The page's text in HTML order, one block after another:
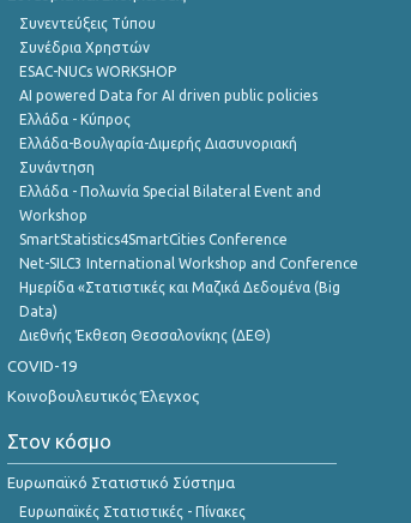
Συνεντεύξεις Τύπου
Συνέδρια Χρηστών
ESAC-NUCs WORKSHOP
AI powered Data for AI driven public policies
Ελλάδα - Κύπρος
Ελλάδα-Βουλγαρία-Διμερής Διασυνοριακή
Συνάντηση
Ελλάδα - Πολωνία Special Bilateral Event and
Workshop
SmartStatistics4SmartCities Conference
Net-SILC3 International Workshop and Conference
Ημερίδα «Στατιστικές και Μαζικά Δεδομένα (Big
Data)
Διεθνής Έκθεση Θεσσαλονίκης (ΔΕΘ)
COVID-19
Κοινοβουλευτικός Έλεγχος
Στον κόσμο
Ευρωπαϊκό Στατιστικό Σύστημα
Ευρωπαϊκές Στατιστικές - Πίνακες